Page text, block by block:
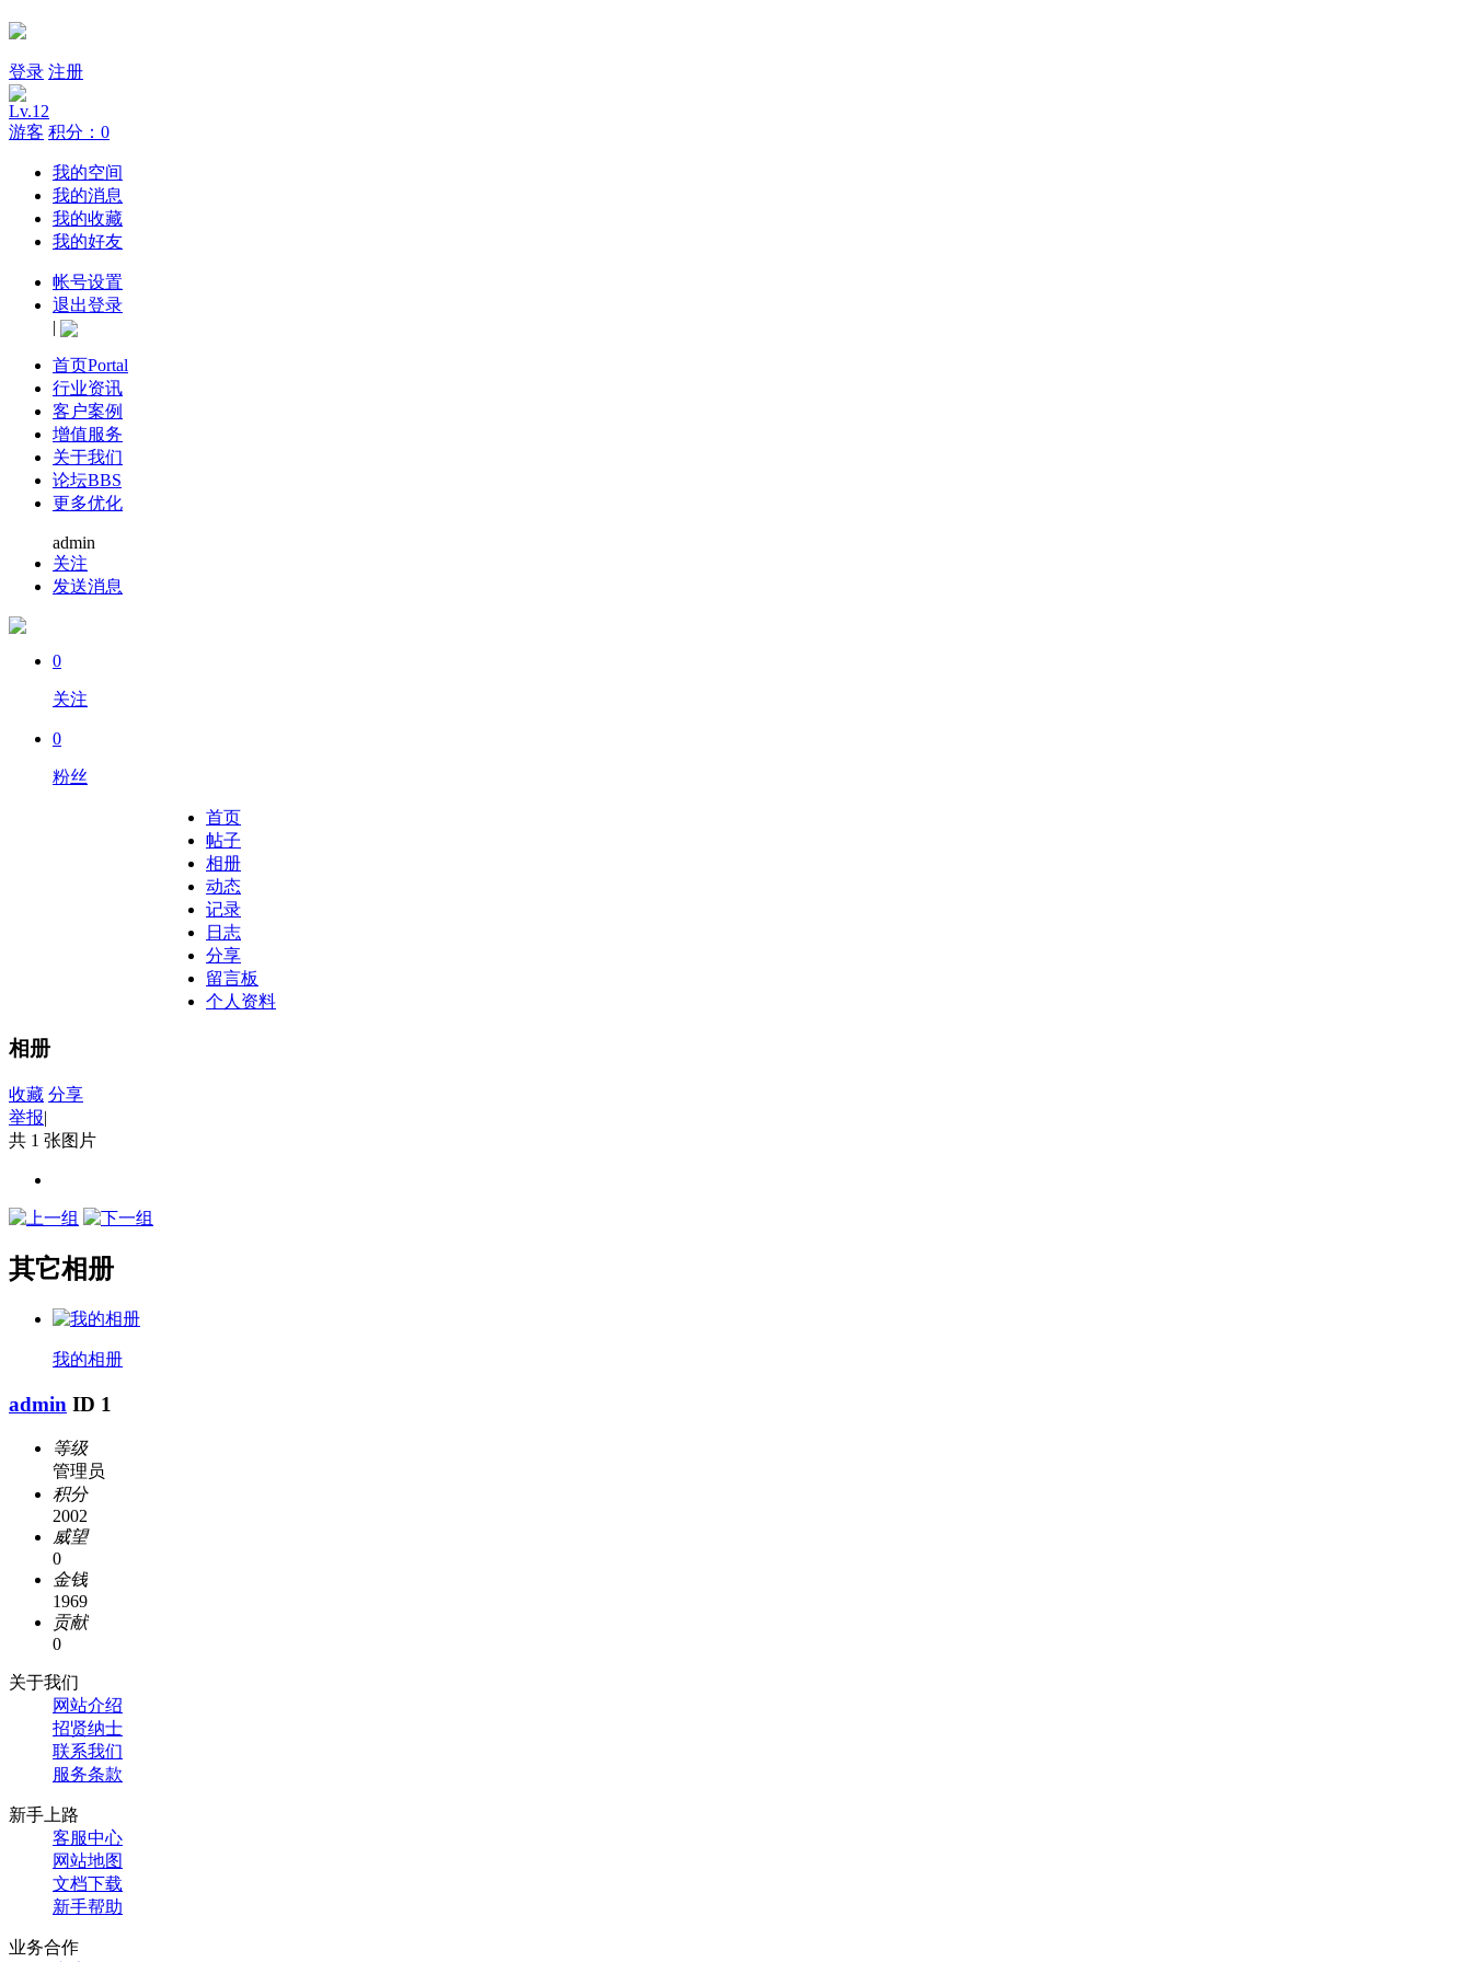
登录 注册
Lv.12
游客 积分：0
我的空间
我的消息
我的收藏
我的好友
帐号设置
退出登录
|
首页Portal
行业资讯
客户案例
增值服务
关于我们
论坛BBS
更多优化
admin
关注
发送消息
0
关注
0
粉丝
首页
帖子
相册
动态
记录
日志
分享
留言板
个人资料
相册
收藏 分享
举报|
共 1 张图片
其它相册
我的相册
admin ID 1
等级
管理员
积分
2002
威望
0
金钱
1969
贡献
0
关于我们
网站介绍
招贤纳士
联系我们
服务条款
新手上路
客服中心
网站地图
文档下载
新手帮助
业务合作